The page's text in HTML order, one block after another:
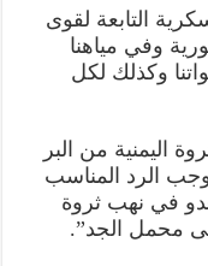
التابعة لقوى
وفي مياهنا
وكذلك لكل
اليمنية من البر
الرد المناسب
في نهب ثروة
محمل الجد”.